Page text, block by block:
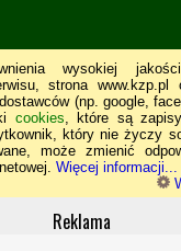
wysokiej
strona
(np. google,
cookies, które są
który nie życzy
może zmienić
Więcej informacji...
Reklama